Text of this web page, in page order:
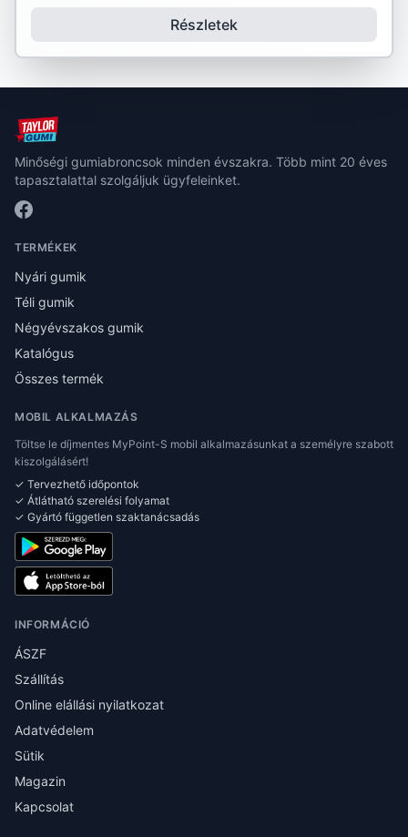
Részletek
Minőségi gumiabroncsok minden évszakra. Több mint 20 éves
tapasztalattal szolgáljuk ügyfeleinket.
TERMÉKEK
Nyári gumik
Téli gumik
Négyévszakos gumik
Katalógus
Összes termék
MOBIL ALKALMAZÁS
Töltse le díjmentes MyPoint-S mobil alkalmazásunkat a személyre szabott
kiszolgálásért!
✓ Tervezhető időpontok
✓ Átlátható szerelési folyamat
✓ Gyártó független szaktanácsadás
INFORMÁCIÓ
ÁSZF
Szállítás
Online elállási nyilatkozat
Adatvédelem
Sütik
Magazin
Kapcsolat